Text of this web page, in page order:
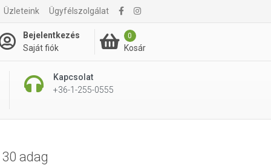
Üzleteink Ügyfélszolgálat
Bejelentkezés
Saját fiók
0
Kosár
Kapcsolat
+36-1-255-0555
9 495 Ft
adag